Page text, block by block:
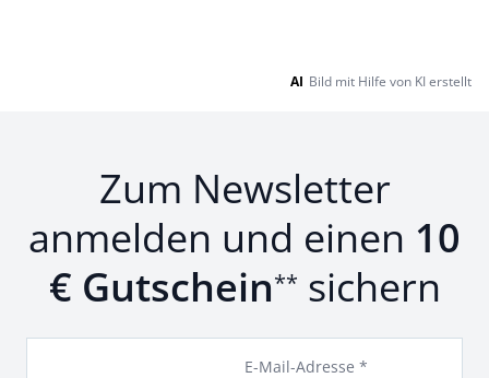
AI Bild mit Hilfe von KI erstellt
Zum Newsletter
anmelden und einen 10
€ Gutschein** sichern
E-Mail-Adresse *